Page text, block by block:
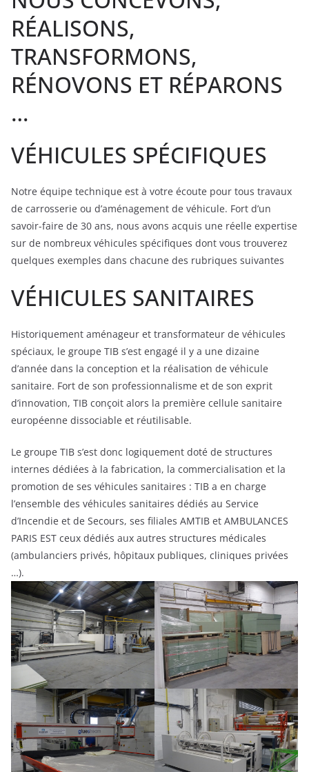
RÉALISONS,
TRANSFORMONS,
RÉNOVONS ET RÉPARONS
…
VÉHICULES SPÉCIFIQUES
Notre équipe technique est à votre écoute pour tous travaux
de carrosserie ou d’aménagement de véhicule. Fort d’un
savoir-faire de 30 ans, nous avons acquis une réelle expertise
sur de nombreux véhicules spécifiques dont vous trouverez
quelques exemples dans chacune des rubriques suivantes
VÉHICULES SANITAIRES
Historiquement aménageur et transformateur de véhicules
spéciaux, le groupe TIB s’est engagé il y a une dizaine
d’année dans la conception et la réalisation de véhicule
sanitaire. Fort de son professionnalisme et de son exprit
d’innovation, TIB conçoit alors la première cellule sanitaire
européenne dissociable et réutilisable.
Le groupe TIB s’est donc logiquement doté de structures
internes dédiées à la fabrication, la commercialisation et la
promotion de ses véhicules sanitaires : TIB a en charge
l’ensemble des véhicules sanitaires dédiés au Service
d’Incendie et de Secours, ses filiales AMTIB et AMBULANCES
PARIS EST ceux dédiés aux autres structures médicales
(ambulanciers privés, hôpitaux publiques, cliniques privées
…).